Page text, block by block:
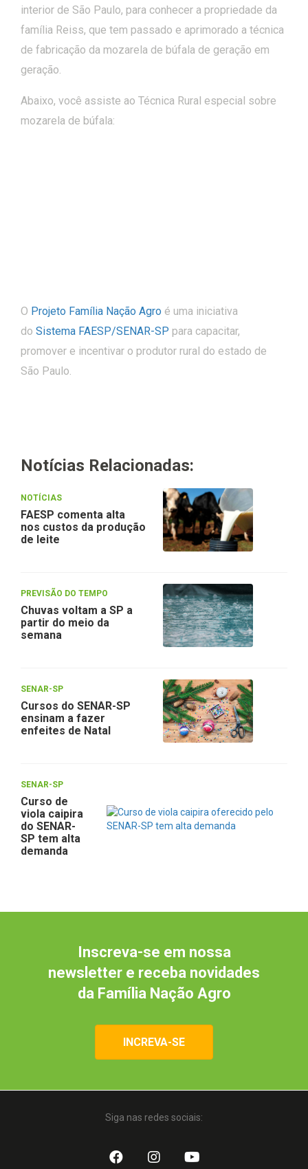
interior de São Paulo, para conhecer a propriedade da
família Reiss, que tem passado e aprimorado a técnica
de fabricação da mozarela de búfala de geração em
geração.
Abaixo, você assiste ao Técnica Rural especial sobre
mozarela de búfala:
O Projeto Família Nação Agro é uma iniciativa
do Sistema FAESP/SENAR-SP para capacitar,
promover e incentivar o produtor rural do estado de
São Paulo.
Notícias Relacionadas:
NOTÍCIAS
FAESP comenta alta
nos custos da produção
de leite
PREVISÃO DO TEMPO
Chuvas voltam a SP a
partir do meio da
semana
SENAR-SP
Cursos do SENAR-SP
ensinam a fazer
enfeites de Natal
SENAR-SP
Curso de
viola caipira
do SENAR-
SP tem alta
demanda
Inscreva-se em nossa
newsletter e receba novidades
da Família Nação Agro
INCREVA-SE
Siga nas redes sociais: